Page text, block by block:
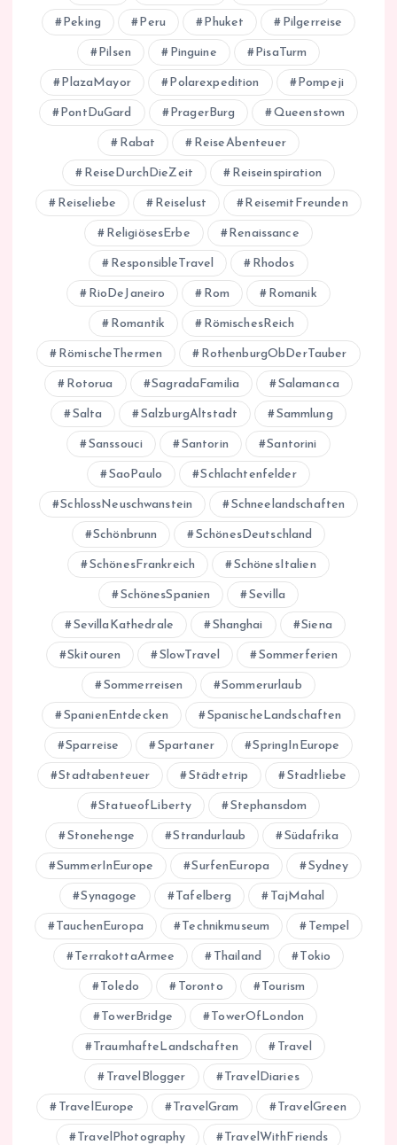
Peking Peru Phuket Pilgerreise
Pilsen Pinguine PisaTurm
PlazaMayor Polarexpedition Pompeji
PontDuGard PragerBurg Queenstown
Rabat ReiseAbenteuer
ReiseDurchDieZeit Reiseinspiration
Reiseliebe Reiselust ReisemitFreunden
ReligiösesErbe Renaissance
ResponsibleTravel Rhodos
RioDeJaneiro Rom Romanik
Romantik RömischesReich
RömischeThermen RothenburgObDerTauber
Rotorua SagradaFamilia Salamanca
Salta SalzburgAltstadt Sammlung
Sanssouci Santorin Santorini
SaoPaulo Schlachtenfelder
SchlossNeuschwanstein Schneelandschaften
Schönbrunn SchönesDeutschland
SchönesFrankreich SchönesItalien
SchönesSpanien Sevilla
SevillaKathedrale Shanghai Siena
Skitouren SlowTravel Sommerferien
Sommerreisen Sommerurlaub
SpanienEntdecken SpanischeLandschaften
Sparreise Spartaner SpringInEurope
Stadtabenteuer Städtetrip Stadtliebe
StatueofLiberty Stephansdom
Stonehenge Strandurlaub Südafrika
SummerInEurope SurfenEuropa Sydney
Synagoge Tafelberg TajMahal
TauchenEuropa Technikmuseum Tempel
TerrakottaArmee Thailand Tokio
Toledo Toronto Tourism
TowerBridge TowerOfLondon
TraumhafteLandschaften Travel
TravelBlogger TravelDiaries
TravelEurope TravelGram TravelGreen
TravelPhotography TravelWithFriends